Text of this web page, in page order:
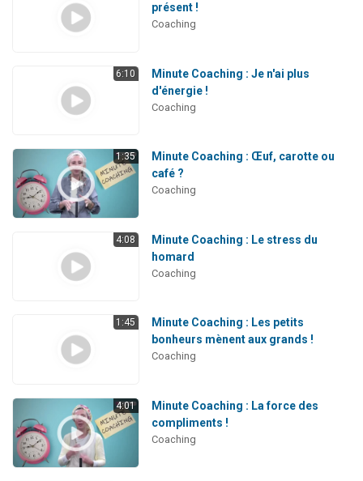
présent !
Coaching
6:10
Minute Coaching : Je n'ai plus
d'énergie !
Coaching
1:35
Minute Coaching : Œuf, carotte ou
café ?
Coaching
4:08
Minute Coaching : Le stress du
homard
Coaching
1:45
Minute Coaching : Les petits
bonheurs mènent aux grands !
Coaching
4:01
Minute Coaching : La force des
compliments !
Coaching